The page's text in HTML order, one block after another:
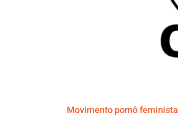
Movimento pornô feminista